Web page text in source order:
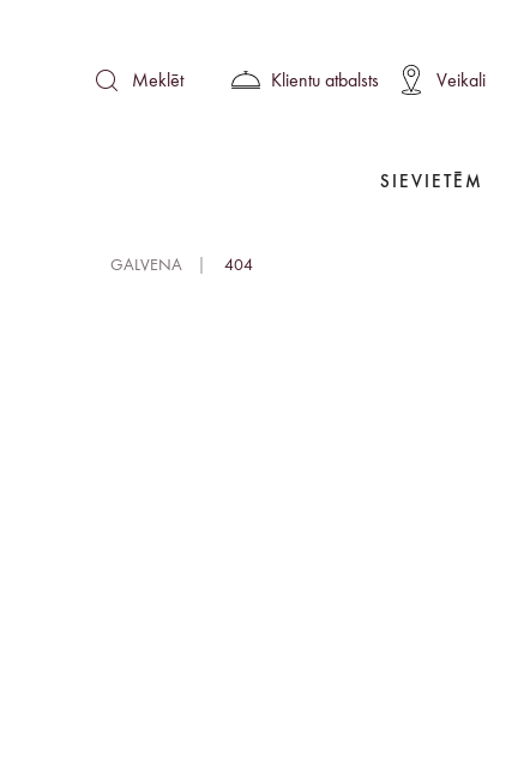
Meklēt Klientu atbalsts Veikali
SIEVIETĒM
GALVENA 404